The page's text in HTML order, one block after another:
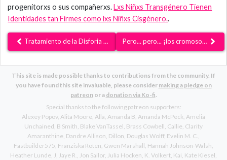
progenitorxs o sus compañerxs.Lxs Niñxs Transgénero Tienen
Identidades tan Firmes como lxs Niñxs Cisgénero..
Tratamiento de la Disforia de Género Pero... pero... ¡los cromosomas!
This site is made possible thanks to contributions from the community. If
you have found this site invaluable, please consider making a pledge on
patreonor a donation via Ko-fi.
Special thanks to the following patreon supporters:
Alexey Popov Alita Moore Alla Amanda B Amanda McPeck Amelia
Unchained B Smith Blake VanTassel Brass Cowbell Callie Clarity
Amaranthine Dandre Allison Dillon Douglas Wolff Evelin M. C.
Fastbuilder575 Franziska Roten Gwen Marshall Hannah Johnson-Walsh
Heather Lunde J Jaye R. Jon Sailor Julia Hocken K. Volkert Kai Kate Kiesel